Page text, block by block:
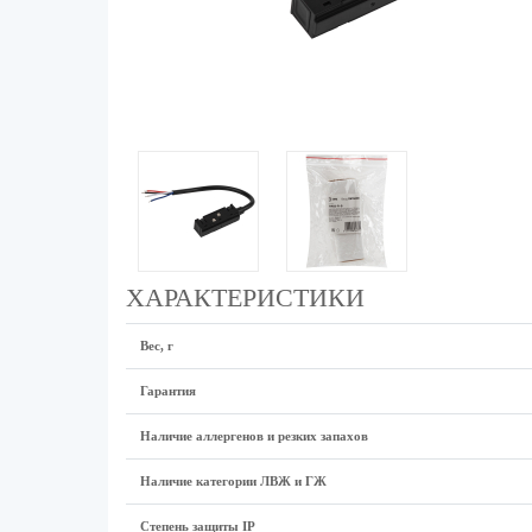
ХАРАКТЕРИСТИКИ
Вес, г
Гарантия
Наличие аллергенов и резких запахов
Наличие категории ЛВЖ и ГЖ
Степень защиты IP